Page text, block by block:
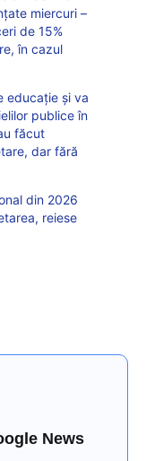
miercuri –
de 15%
în cazul
educație și va
publice în
făcut
dar fără
din 2026
reiese
News